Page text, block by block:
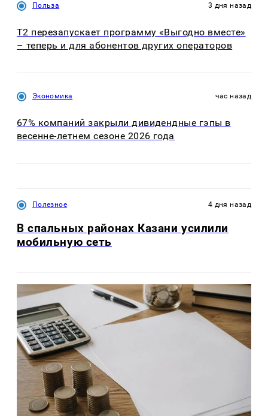
Польза 3 дня назад
Т2 перезапускает программу «Выгодно вместе»
– теперь и для абонентов других операторов
Экономика час назад
67% компаний закрыли дивидендные гэпы в
весенне-летнем сезоне 2026 года
Полезное 4 дня назад
В спальных районах Казани усилили
мобильную сеть